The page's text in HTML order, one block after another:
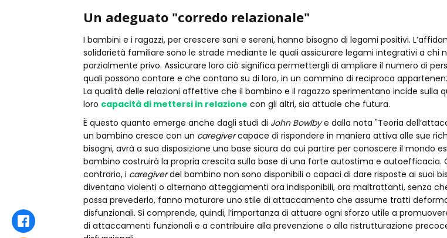
Un adeguato "corredo relazionale"
I bambini e i ragazzi, per crescere sani e sereni, hanno bisogno di legami positivi.
solidarietà familiare sono le strade mediante le quali assicurare legami integrativi a chi
parzialmente privo. Assicurare loro ciò significa permettergli di ampliare il numero di
quali possono contare e che contano su di loro, in un cammino di reciproca
La qualità delle relazioni affettive che il bambino e il ragazzo sperimentano incide sulla
loro capacità di mettersi in relazione con gli altri, sia attuale che futura.
È questo quanto emerge anche dagli studi di John Bowlbye dalla nota "Teoria
un bambino cresce con un caregivercapace di rispondere in maniera attiva alle sue
bisogni, avrà a sua disposizione una base sicura da cui partire per conoscere il mondo
bambino costruirà la propria crescita sulla base di una forte autostima e autoefficacia.
contrario, i caregiverdel bambino non sono disponibili o capaci di dare risposte ai suoi
diventano violenti o alternano atteggiamenti ora indisponibili, ora maltrattanti, senza
possa prevederlo, fanno maturare uno stile di attaccamento che assume tratti
disfunzionali. Si comprende, quindi, l’importanza di attuare ogni sforzo utile a
di attaccamenti funzionali e a contribuire alla prevenzione o alla ristrutturazione